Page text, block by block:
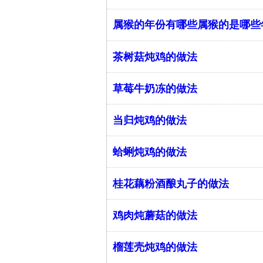
属猴的年份有哪些属猴的是哪
茶树菇炖鸡的做法
草莓牛奶冻的做法
当归炖鸡的做法
蛤蜊炖鸡的做法
桂花藕粉酒酿丸子的做法
鸡肉炖蘑菇的做法
榴莲壳炖鸡的做法